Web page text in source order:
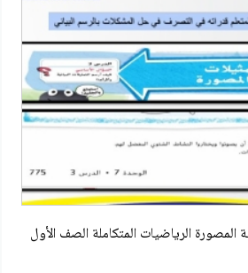
المصورة الرياضيات المتكاملة الصف الأول